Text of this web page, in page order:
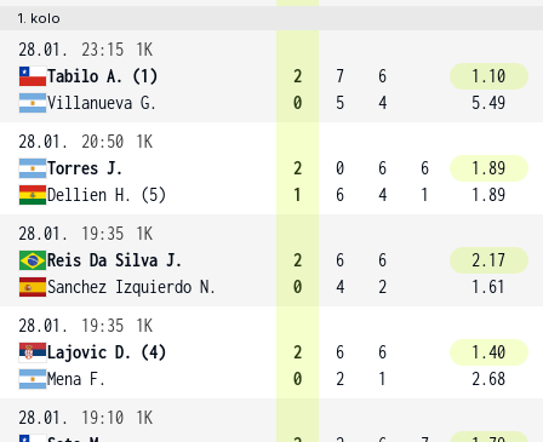
1. kolo
28.01. 23:15
1K
Tabilo A. (1)
Villanueva G.
2
0
7
5
6
4
1.10
5.49
28.01.
20:50
1K
Torres J.
Dellien H. (5)
2
1
0
6
6
4
6
1
1.89
1.89
28.01.
19:35
1K
Reis Da Silva J.
Sanchez Izquierdo N.
2
0
6
4
6
2
2.17
1.61
28.01.
19:35
1K
Lajovic D. (4)
Mena F.
2
0
6
2
6
1
1.40
2.68
28.01.
19:10
1K